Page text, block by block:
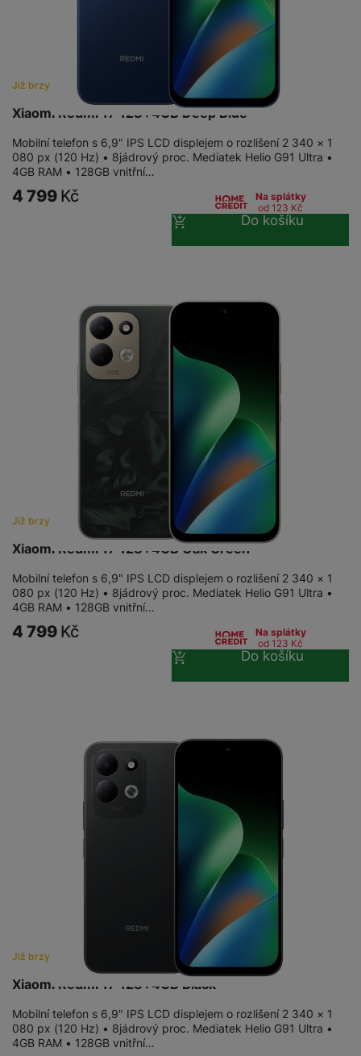
Xiaomi Redmi 17 128+4GB Deep Blue
Již brzy
Mobilní telefon s 6,9" IPS LCD displejem o rozlišení 2 340 × 1
080 px (120 Hz) • 8jádrový proc. Mediatek Helio G91 Ultra •
4GB RAM • 128GB vnitřní…
4 799 Kč
Na splátky
od 123 Kč
Do košíku
Xiaomi Redmi 17 128+4GB Oak Green
Již brzy
Mobilní telefon s 6,9" IPS LCD displejem o rozlišení 2 340 × 1
080 px (120 Hz) • 8jádrový proc. Mediatek Helio G91 Ultra •
4GB RAM • 128GB vnitřní…
4 799 Kč
Na splátky
od 123 Kč
Do košíku
Xiaomi Redmi 17 128+4GB Black
Již brzy
Mobilní telefon s 6,9" IPS LCD displejem o rozlišení 2 340 × 1
080 px (120 Hz) • 8jádrový proc. Mediatek Helio G91 Ultra •
4GB RAM • 128GB vnitřní…